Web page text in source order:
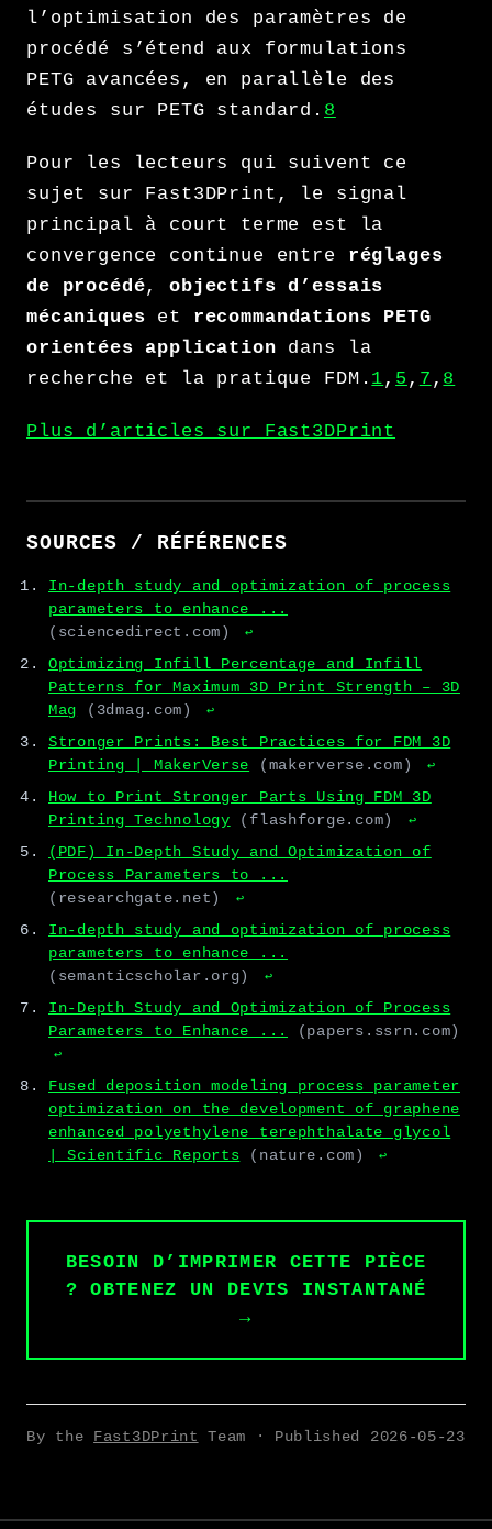
l’optimisation des paramètres de
procédé s’étend aux formulations
PETG avancées, en parallèle des
études sur PETG standard. 8
Pour les lecteurs qui suivent ce
sujet sur Fast3DPrint, le signal
principal à court terme est la
convergence continue entre réglages
de procédé,objectifs d’essais
mécaniques et recommandations PETG
orientées application dans la
recherche et la pratique FDM. 1 , 5 , 7 , 8
Plus d’articles sur Fast3DPrint
SOURCES / RÉFÉRENCES
In-depth study and optimization of process
parameters to enhance ...
(sciencedirect.com)
↩
Optimizing Infill Percentage and Infill
Patterns for Maximum 3D Print Strength – 3D
Mag
(3dmag.com) ↩
Stronger Prints: Best Practices for FDM 3D
Printing | MakerVerse
(makerverse.com) ↩
How to Print Stronger Parts Using FDM 3D
Printing Technology
(flashforge.com) ↩
(PDF) In-Depth Study and Optimization of
Process Parameters to ...
(researchgate.net)
↩
In-depth study and optimization of process
parameters to enhance ...
(semanticscholar.org)
↩
In-Depth Study and Optimization of Process
Parameters to Enhance ...
(papers.ssrn.com)
↩
Fused deposition modeling process parameter
optimization on the development of graphene
enhanced polyethylene terephthalate glycol
| Scientific Reports
(nature.com) ↩
BESOIN D’IMPRIMER CETTE PIÈCE
? OBTENEZ UN DEVIS INSTANTANÉ
→
By the Fast3DPrint Team · Published 2026-05-23